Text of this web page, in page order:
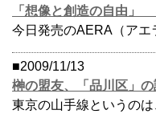
「想像と創造の自由」
今日発売のAERA（ア
■2009/11/13
榊の盟友、「品川区」
東京の山手線というの